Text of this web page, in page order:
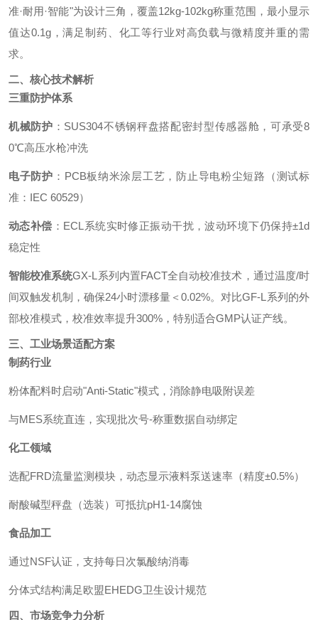
准·耐用·智能"为设计三角，覆盖12kg-102kg称重范围，最小显示
值达0.1g，满足制药、化工等行业对高负载与微精度并重的需
求。
二、核心技术解析
三重防护体系
机械防护 ：SUS304不锈钢秤盘搭配密封型传感器舱，可承受8
0℃高压水枪冲洗
电子防护 ：PCB板纳米涂层工艺，防止导电粉尘短路（测试标
准：IEC 60529）
动态补偿 ：ECL系统实时修正振动干扰，波动环境下仍保持±1d
稳定性
智能校准系统GX-L系列内置FACT全自动校准技术，通过温度/时
间双触发机制，确保24小时漂移量＜0.02%。对比GF-L系列的外
部校准模式，校准效率提升300%，特别适合GMP认证产线。
三、工业场景适配方案
制药行业
粉体配料时启动"Anti-Static"模式，消除静电吸附误差
与MES系统直连，实现批次号-称重数据自动绑定
化工领域
选配FRD流量监测模块，动态显示液料泵送速率（精度±0.5%）
耐酸碱型秤盘（选装）可抵抗pH1-14腐蚀
食品加工
通过NSF认证，支持每日次氯酸纳消毒
分体式结构满足欧盟EHEDG卫生设计规范
四、市场竞争力分析